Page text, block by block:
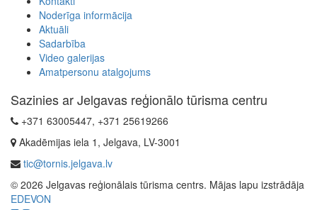
Noderīga informācija
Aktuāli
Sadarbība
Video galerijas
Amatpersonu atalgojums
Sazinies ar Jelgavas reģionālo tūrisma centru
+371 63005447, +371 25619266
Akadēmijas iela 1, Jelgava, LV-3001
tic@tornis.jelgava.lv
© 2026 Jelgavas reģionālais tūrisma centrs. Mājas lapu izstrādāja
EDEVON